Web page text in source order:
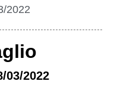
2022
03/2022